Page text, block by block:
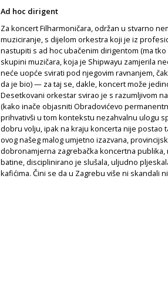
Ad hoc dirigent
Za koncert Filharmoničara, održan u stvarno
muziciranje, s dijelom orkestra koji je iz
nastupiti s ad hoc ubačenim dirigentom (ma
skupini muzičara, koja je Shipwayu zamjerila
neće uopće svirati pod njegovim ravnanjem,
da je bio) — za taj se, dakle, koncert može
Desetkovani orkestar svirao je s razumljivom
(kako inače objasniti Obradovićevo
prihvativši u tom kontekstu nezahvalnu ulogu
dobru volju, ipak na kraju koncerta nije postao
ovog našeg malog umjetno izazvana,
dobronamjerna zagrebačka koncertna publika,
batine, disciplinirano je slušala, uljudno
kafićima. Čini se da u Zagrebu više ni skandali